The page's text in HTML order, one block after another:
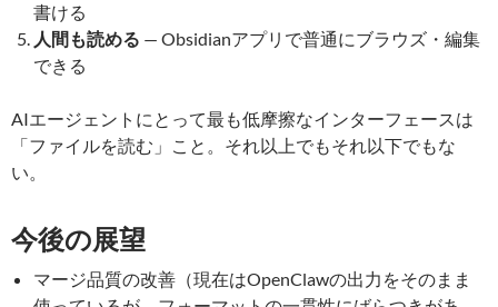
書ける
人間も読める — Obsidianアプリで普通にブラウズ・編集
できる
AIエージェントにとって最も低摩擦なインターフェースは
「ファイルを読む」こと。それ以上でもそれ以下でもな
い。
今後の展望
マージ品質の改善（現在はOpenClawの出力をそのまま